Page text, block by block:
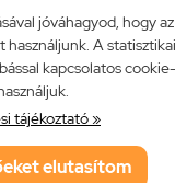
jóváhagyod, hogy
használjunk. A
kapcsolatos
tájékoztató »
elutasítom
Impresszum
Vissza a főoldalra
Music Hungary Bt.
ÁSZF